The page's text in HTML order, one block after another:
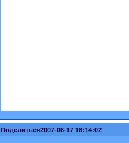
Поделиться2007-06-17 18:14:02